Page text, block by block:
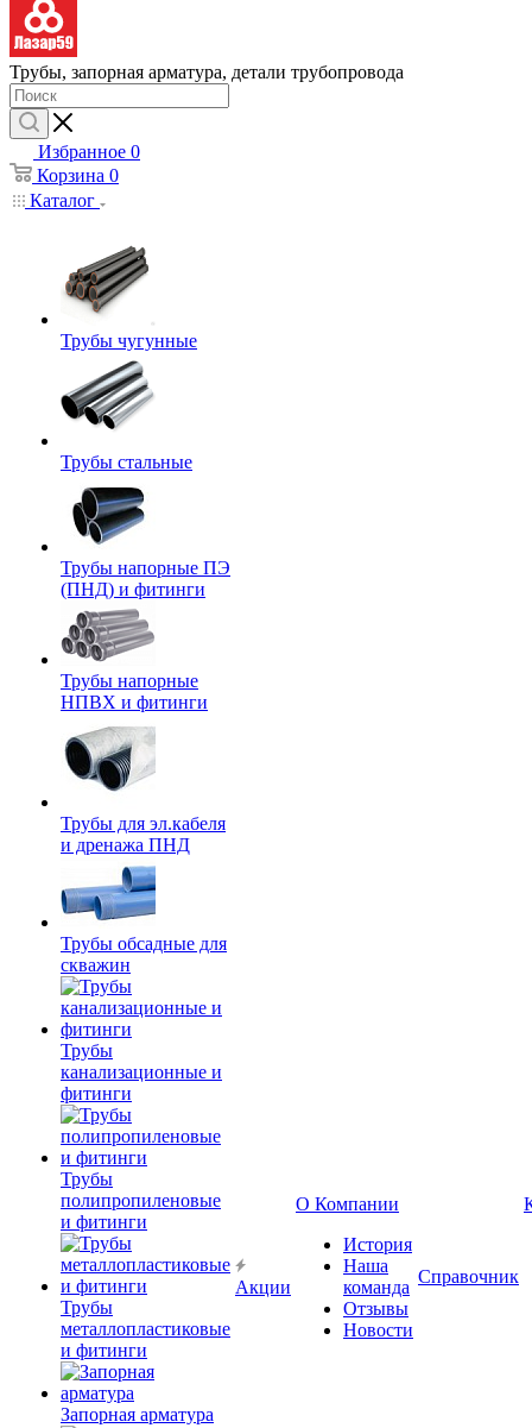
Трубы, запорная арматура, детали трубопровода
Избранное 0
Корзина 0
Каталог
Трубы чугунные
Трубы стальные
Трубы напорные ПЭ
(ПНД) и фитинги
Трубы напорные
НПВХ и фитинги
Трубы для эл.кабеля
и дренажа ПНД
Трубы обсадные для
скважин
Трубы
канализационные и
фитинги
Трубы
полипропиленовые
и фитинги
Трубы
металлопластиковые
и фитинги
Запорная арматура
Акции
О Компании
История
Наша
команда
Отзывы
Новости
Справочник